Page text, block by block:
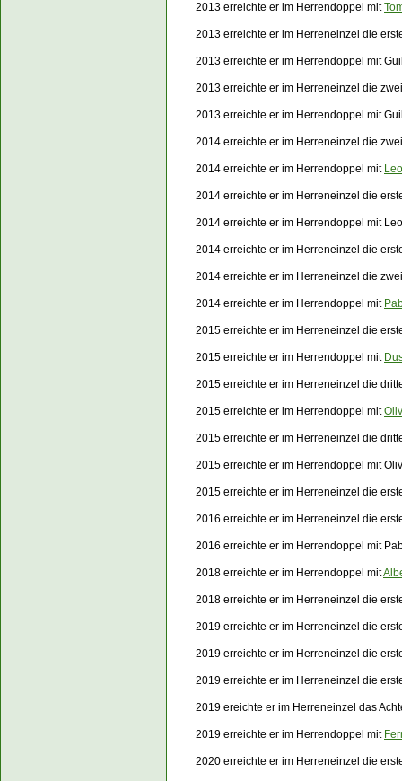
2013 erreichte er im Herrendoppel mit
2013 erreichte er im Herreneinzel die
2013 erreichte er im Herrendoppel mit
2013 erreichte er im Herreneinzel die
2013 erreichte er im Herrendoppel mit
2014 erreichte er im Herreneinzel die
2014 erreichte er im Herrendoppel mit
2014 erreichte er im Herreneinzel die
2014 erreichte er im Herrendoppel mit
2014 erreichte er im Herreneinzel die
2014 erreichte er im Herreneinzel die
2014 erreichte er im Herrendoppel mit
2015 erreichte er im Herreneinzel die
2015 erreichte er im Herrendoppel mit
2015 erreichte er im Herreneinzel die
2015 erreichte er im Herrendoppel mit
2015 erreichte er im Herreneinzel die
2015 erreichte er im Herrendoppel mit
2015 erreichte er im Herreneinzel die
2016 erreichte er im Herreneinzel die
2016 erreichte er im Herrendoppel mit
2018 erreichte er im Herrendoppel mit
2018 erreichte er im Herreneinzel die
2019 erreichte er im Herreneinzel die
2019 erreichte er im Herreneinzel die
2019 erreichte er im Herreneinzel die
2019 ereichte er im Herreneinzel das
2019 erreichte er im Herrendoppel mit
2020 erreichte er im Herreneinzel die